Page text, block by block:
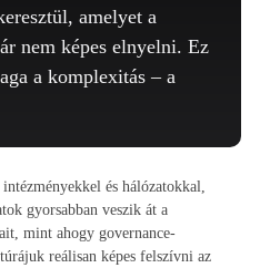
amelyet a
nem képes elnyelni. Ez
a komplexitás – a
és hálózatokkal,
gyorsabban veszik át a
mint ahogy governance-
reálisan képes felszívni az